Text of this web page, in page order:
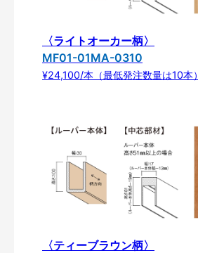
〈ライトオーカー柄〉
MF01-01MA-0310
¥24,100/本（最低発注数量は10本）
〈ティーブラウン柄〉